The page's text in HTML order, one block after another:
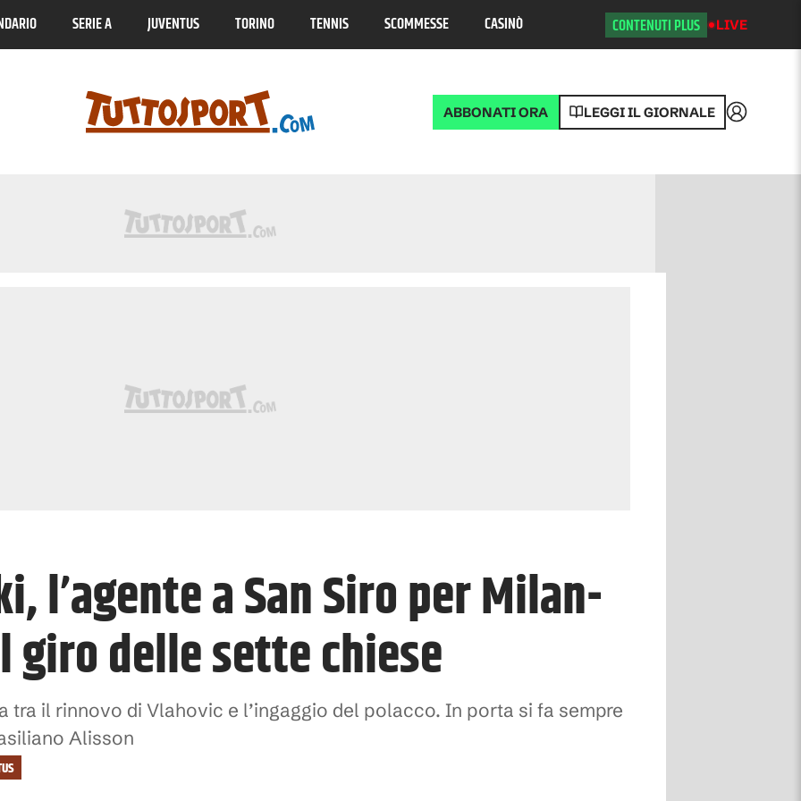
SERIE A JUVENTUS TORINO TENNIS SCOMMESSE CASINÒ CONTENUTI PLUS LIVE
ABBONATI ORA LEGGI IL GIORNALE Accedi
l’agente a San Siro per Milan-
giro delle sette chiese
tra il rinnovo di Vlahovic e l’ingaggio del polacco. In porta si fa sempre
Alisson